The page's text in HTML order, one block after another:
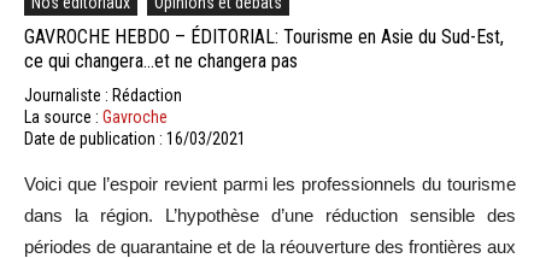
GAVROCHE HEBDO – ÉDITORIAL: Tourisme en Asie du Sud-Est,
ce qui changera…et ne changera pas
Journaliste : Rédaction
La source : Gavroche
Date de publication : 16/03/2021
Voici que l’espoir revient parmi les professionnels du tourisme
dans la région. L’hypothèse d’une réduction sensible des
périodes de quarantaine et de la réouverture des frontières aux